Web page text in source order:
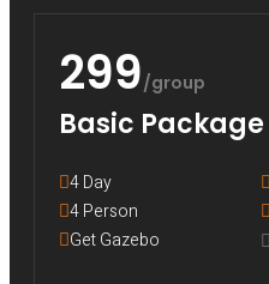
299/group
Basic Package
4 Day
4 Person
Get Gazebo